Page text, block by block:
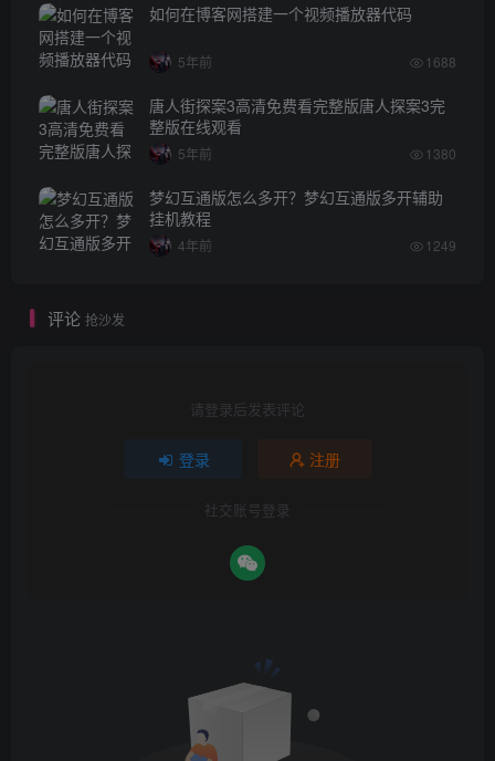
如何在博客网搭建一个视频播放器代码
5年前 1688
唐人街探案3高清免费看完整版唐人探案3完
整版在线观看
5年前 1380
梦幻互通版怎么多开？梦幻互通版多开辅助
挂机教程
4年前 1249
评论 抢沙发
请登录后发表评论
登录 注册
社交账号登录